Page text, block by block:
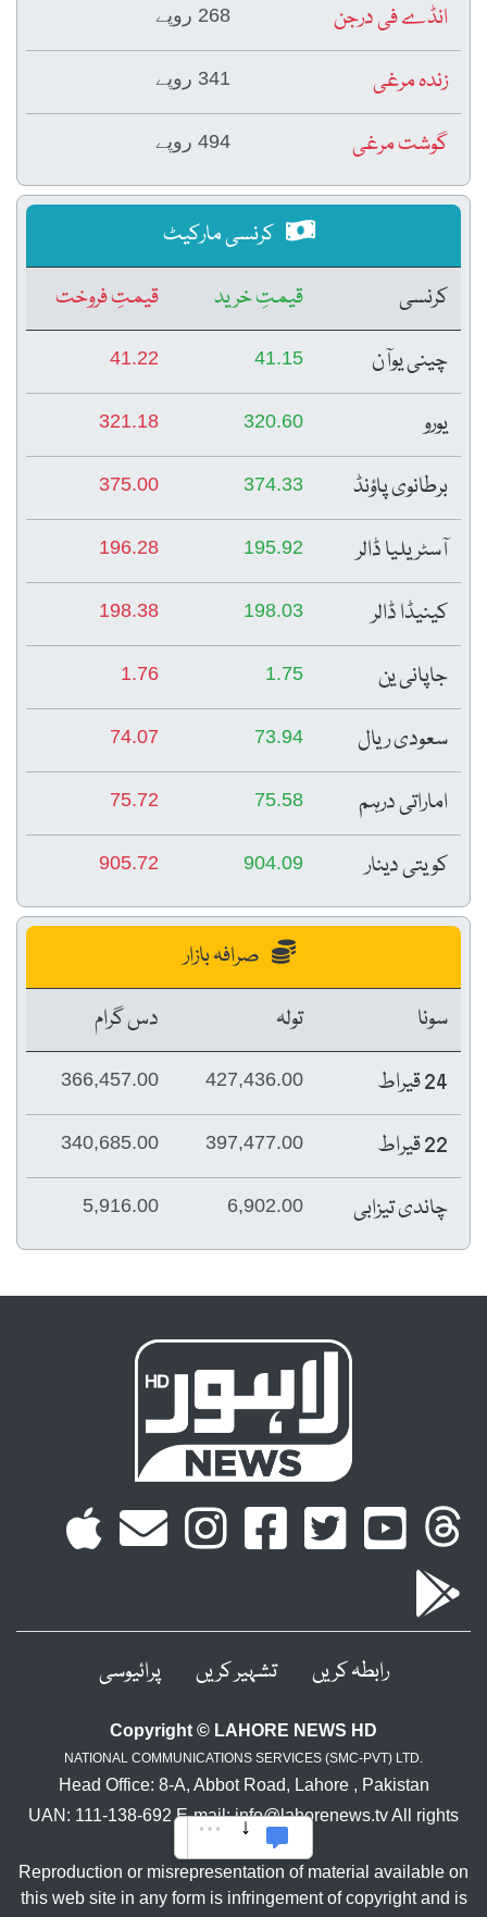
انڈے فی درجن
268 روپے
زندہ مرغی 341 روپے
گوشت مرغی 494 روپے
کرنسی مارکیٹ
کرنسی
قیمتِ خرید
قیمتِ فروخت
چینی یوآن
41.15
41.22
یورو 320.60
321.18
برطانوی پاؤنڈ 374.33
375.00
آسٹریلیا ڈالر 195.92
196.28
کینیڈا ڈالر 198.03
198.38
جاپانی ین 1.75
1.76
سعودی ریال 73.94
74.07
اماراتی درہم 75.58
75.72
کویتی دینار 904.09
905.72
صرافہ بازار
سونا
تولہ
دس گرام
24 قیراط
427,436.00
366,457.00
22 قیراط 397,477.00
340,685.00
چاندی تیزابی 6,902.00
5,916.00
رابطہ کریں تشہیر کریں پرائیوسی
Copyright © LAHORE NEWS HD
NATIONAL COMMUNICATIONS SERVICES (SMC-PVT) LTD.
Head Office: 8-A, Abbot Road, Lahore , Pakistan
UAN: 111-138-692 E-mail: info@lahorenews.tv All rights
reserved.
Reproduction or misrepresentation of material available on
this web site in any form is infringement of copyright and is